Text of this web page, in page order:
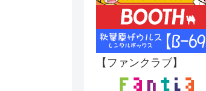
【ファンクラブ】